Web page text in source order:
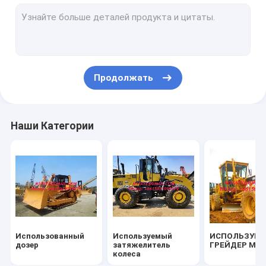
Пиллинг и горное оборудование
Каменный задавливая завод
JCB затяжелителя Backhoe CAT
Кран грубой местности
Кран на гусеничном ходе для сбывания
Продолжать
Наши Категории
Использованный
дозер
Используемый
затяжелитель
колеса
ГРЕЙДЕР